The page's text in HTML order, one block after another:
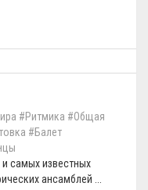
#Ритмика #Общая
#Балет
самых известных
ансамблей ...